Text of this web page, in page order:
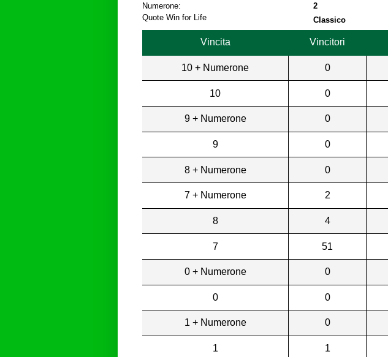
Numerone:
2
Quote Win for Life
Classico
Vincita Vincitori
10 + Numerone 0
10 0
9 + Numerone 0
9 0
8 + Numerone 0
7 + Numerone 2
8 4
7 51
0 + Numerone 0
0 0
1 + Numerone 0
1 1